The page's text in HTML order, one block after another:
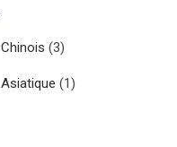
Chinois (3)
Asiatique (1)